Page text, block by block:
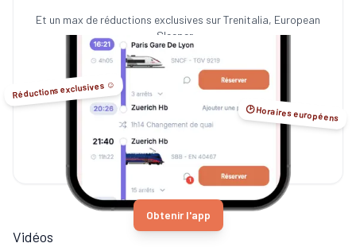
Et un max de réductions exclusives sur Trenitalia, European
Sleeper...
Réductions exclusives ☺️
🕑 Horaires européens
Obtenir l'app
Vidéos